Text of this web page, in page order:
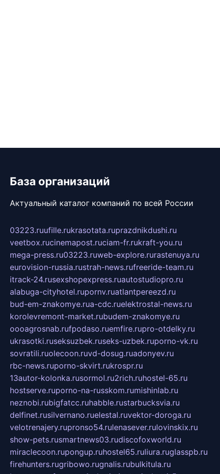
База организаций
Актуальный каталог компаний по всей России
03223.ruufille.rukrasotata.ruprazdnikdushi.ru
veetbox.rucinemapost.ruciam-fr.rukraft-you.ru
mega-press.ru03223.ruweb-explore.rurastenuya.ru
eurovision-russia.rustrah-news.rufreeride-team.ru
itrack-24.rusexshopexpress.ruautostudiopro.ru
alabuga-cityhotel.rupornv.ruatlantpereezd.ru
bud-em-znakomye.rua-cdc.ruelektrostal-news.ru
korolevremont-market.rubudem-znakomye.ru
oooagrosnab.rufpodaso.ruemfire.rupro-otdelky.ru
ukrasotki.ruseksuzbek.ruseks-uzbek.ruporno-vk.ru
sovratili.ruolecoon.ruvd-dosug.ruadonyev.ru
rbc-news.ruporno-skvirt.rukrospr.ru
13autor-kolonka.rusormol.ru2rich.ruhostel-65.ru
hostserve.ruporno-na-russkom.rumishinlab.ru
neznobi.rubigfatcc.ruhabble.rustarbucksvia.ru
delfinet.rusilvernano.ruelestal.ruvektor-doroga.ru
velotrenajery.rupronso54.rulenasever.rulovinskix.ru
show-pets.rusmartnews03.rudiscofoxworld.ru
miraclecoon.rupongup.ruhostel65.ruliura.ruglasspb.ru
firehunters.rugribowo.rugnalis.rubulkitula.ru